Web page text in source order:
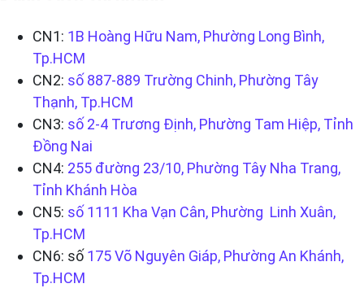
CN1: 1B Hoàng Hữu Nam, Phường Long Bình,
Tp.HCM
CN2: số 887-889 Trường Chinh, Phường Tây
Thạnh, Tp.HCM
CN3: số 2-4 Trương Định, Phường Tam Hiệp, Tỉnh
Đồng Nai
CN4: 255 đường 23/10, Phường Tây Nha Trang,
Tỉnh Khánh Hòa
CN5: số 1111 Kha Vạn Cân, Phường Linh Xuân,
Tp.HCM
CN6: số 175 Võ Nguyên Giáp, Phường An Khánh,
Tp.HCM